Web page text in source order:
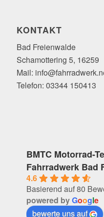
KONTAKT
Bad Freienwalde
Schamottering 5, 16259
Mail:
Telefon: 03344 150413
BMTC Motorrad-
Fahrradwerk Bad
4.6
Basierend auf 80
powered byGoogle
bewerte uns auf